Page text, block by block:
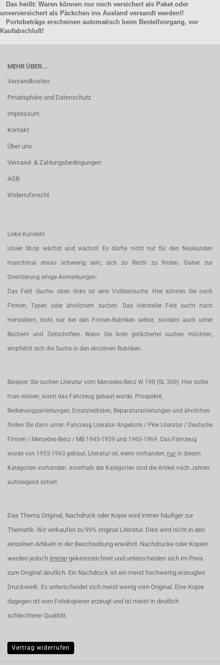
Das heißt: Waren können nur noch versichert als Paket oder
unverversichert als Päckchen ins Ausland versandt werden!!
Portobeträge erscheinen automatisch beim Bestellvorgang, vor
Kaufabschluß!
MEHR ÜBER...
Versandkosten
Privatsphäre und Datenschutz
Impressum
Kontakt
Über uns
Versand- & Zahlungsbedingungen
AGB
Widerrufsrecht
Liebe Kunden!
Unser Shop wächst und wächst! Es dürfte nicht nur für den Neukunden
manchmal etwas schwierig sein, sich zu Recht zu finden. Daher zur
Orientierung einige Anmerkungen:
Das Feld -Suche- oben links ist eine Volltextsuche. Hier können Sie nach
Firmen, Typen oder ähnlichem suchen. Das Hersteller Feld sucht nach
Herstellern, nicht nur bei den Firmen-Rubriken selbst, sondern auch unter
Büchern und Zeitschriften. Wenn Sie breit gefächerter suchen möchten,
empfiehlt sich die Suche in den einzelnen Rubriken.
Beispiel: Sie suchen Literatur vom Mercedes-Benz W 198 (SL 300). Hier sollte
man wissen, wann das Fahrzeug gebaut wurde. Prospekte,
Bedienungsanleitungen, Ersatzteillisten, Reparaturanleitungen und ähnliches
finden Sie dann unter: Fahrzeug Literatur Angebote / Pkw Literatur / Deutsche
Firmen / Mercedes-Benz / MB 1945-1959 und 1960-1969. Das Fahrzeug
wurde von 1955-1963 gebaut, Literatur ist, wenn vorhanden, nur in diesen
Kategorien vorhanden. Innerhalb der Kategorien sind die Artikel nach Jahren
aufsteigend sotiert.
Das Thema Original, Nachdruck oder Kopie wird immer häufiger zur
Thematik. Wir verkaufen zu 99% original Literatur. Dies wird nicht in den
einzelnen Artikeln in der Beschreibung erwähnt. Nachdrucke oder Kopien
werden jedoch immer gekennzeichnet und unterscheiden sich im Preis
zum Original deutlich. Ein Nachdruck ist ein meist hochwertig erzeugtes
Druckwerk. Es unterscheidet sich meist wenig vom Original. Eine Kopie
dagegen ist vom Fotokopierer erzeugt und ist meist in deutlich
schlechterer Qualität.
Vertrag widerrufen